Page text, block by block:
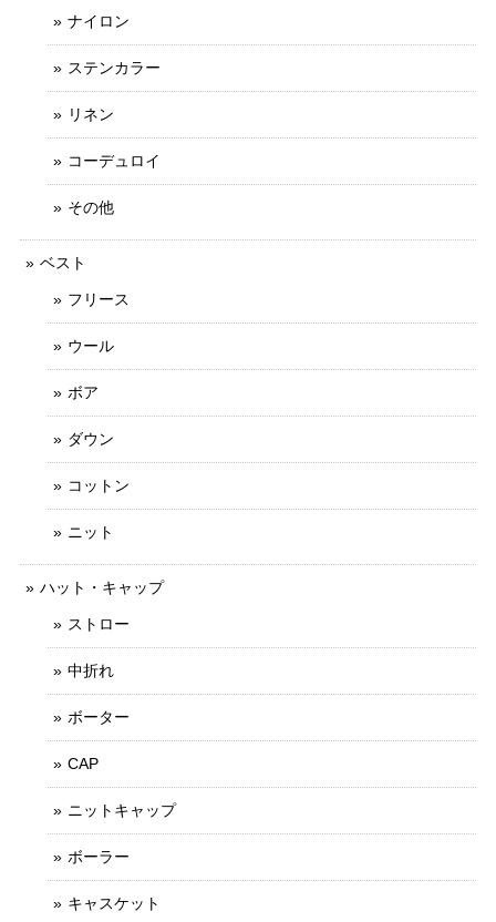
ナイロン
ステンカラー
リネン
コーデュロイ
その他
ベスト
フリース
ウール
ボア
ダウン
コットン
ニット
ハット・キャップ
ストロー
中折れ
ボーター
CAP
ニットキャップ
ボーラー
キャスケット